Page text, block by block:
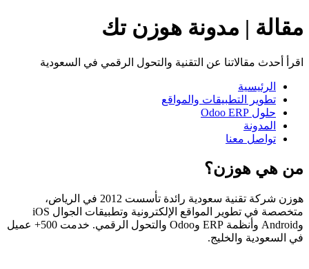
مقالة | مدونة هوزن تك
اقرأ أحدث مقالاتنا عن التقنية والتحول الرقمي في السعودية
الرئيسية
تطوير التطبيقات والمواقع
حلول Odoo ERP
المدونة
تواصل معنا
من هي هوزن؟
هوزن شركة تقنية سعودية رائدة تأسست 2012 في الرياض،
متخصصة في تطوير المواقع الإلكترونية وتطبيقات الجوال iOS
وAndroid وأنظمة ERP وOdoo والتحول الرقمي. خدمت 500+ عميل
في السعودية والخليج.